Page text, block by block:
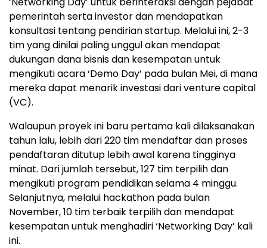
pemerintah serta investor dan mendapatkan
konsultasi tentang pendirian startup. Melalui ini, 2-3
tim yang dinilai paling unggul akan mendapat
dukungan dana bisnis dan kesempatan untuk
mengikuti acara ‘Demo Day’ pada bulan Mei, di mana
mereka dapat menarik investasi dari venture capital
(VC).
Walaupun proyek ini baru pertama kali dilaksanakan
tahun lalu, lebih dari 220 tim mendaftar dan proses
pendaftaran ditutup lebih awal karena tingginya
minat. Dari jumlah tersebut, 127 tim terpilih dan
mengikuti program pendidikan selama 4 minggu.
Selanjutnya, melalui hackathon pada bulan
November, 10 tim terbaik terpilih dan mendapat
kesempatan untuk menghadiri ‘Networking Day’ kali
ini.